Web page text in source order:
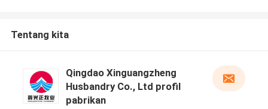
Tentang kita
Qingdao Xinguangzheng
Husbandry Co., Ltd profil
pabrikan